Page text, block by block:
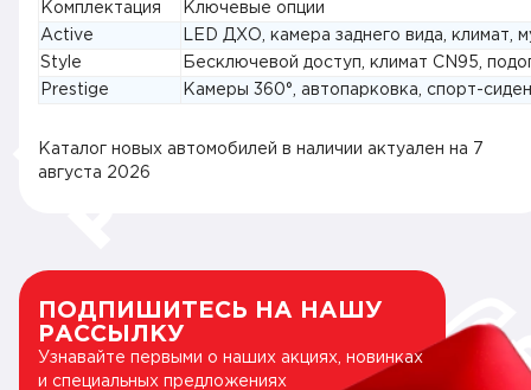
Комплектация
Ключевые опции
Active
LED ДХО, камера заднего вида, климат,
Style
Бесключевой доступ, климат CN95,
Prestige
Камеры 360°, автопарковка, спорт-
Каталог новых автомобилей в наличии актуален на 7
августа 2026
ПОДПИШИТЕСЬ НА НАШУ
РАССЫЛКУ
Узнавайте первыми о наших акциях, новинках
и специальных предложениях